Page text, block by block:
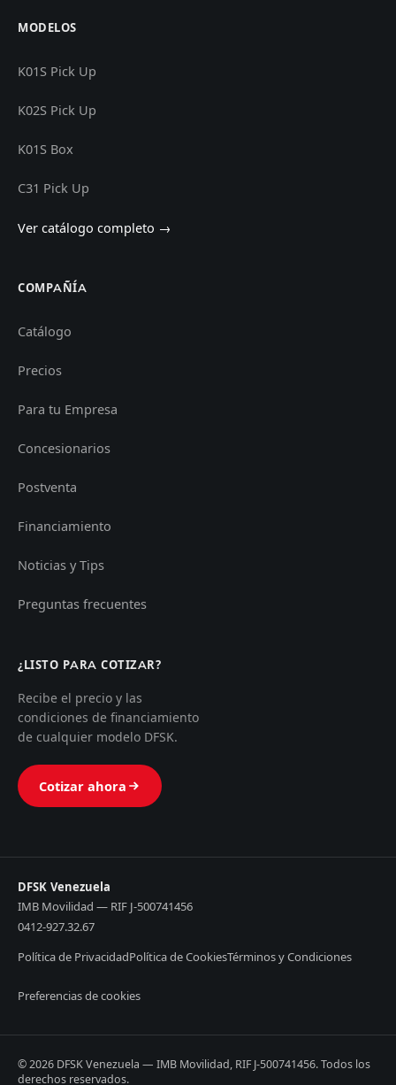
MODELOS
K01S Pick Up
K02S Pick Up
K01S Box
C31 Pick Up
Ver catálogo completo →
COMPAÑÍA
Catálogo
Precios
Para tu Empresa
Concesionarios
Postventa
Financiamiento
Noticias y Tips
Preguntas frecuentes
¿LISTO PARA COTIZAR?
Recibe el precio y las
condiciones de financiamiento
de cualquier modelo DFSK.
Cotizar ahora
DFSK Venezuela
IMB Movilidad — RIF J-500741456
0412-927.32.67
Política de PrivacidadPolítica de CookiesTérminos y Condiciones
Preferencias de cookies
© 2026 DFSK Venezuela — IMB Movilidad, RIF J-500741456. Todos los
derechos reservados.